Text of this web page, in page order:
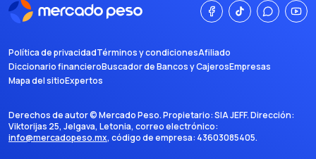
Política de privacidadTérminos y condicionesAfiliado
Diccionario financieroBuscador de Bancos y CajerosEmpresas
Mapa del sitioExpertos
Derechos de autor ©Mercado Peso. Propietario:SIA JEFF. Dirección:
Viktorijas 25, Jelgava, Letonia, correo electrónico:
info@mercadopeso.mx, código de empresa: 43603085405.